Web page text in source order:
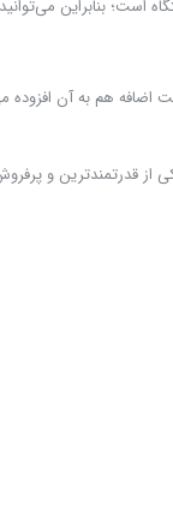
از قدرتمندترین و